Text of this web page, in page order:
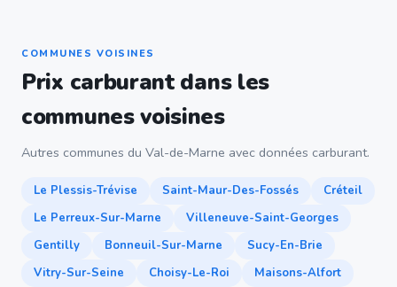
COMMUNES VOISINES
Prix carburant dans les
communes voisines
Autres communes du Val-de-Marne avec données carburant.
Le Plessis-Trévise Saint-Maur-Des-Fossés
Créteil
Le Perreux-Sur-Marne
Villeneuve-Saint-Georges
Gentilly
Bonneuil-Sur-Marne
Sucy-En-Brie
Vitry-Sur-Seine
Choisy-Le-Roi
Maisons-Alfort